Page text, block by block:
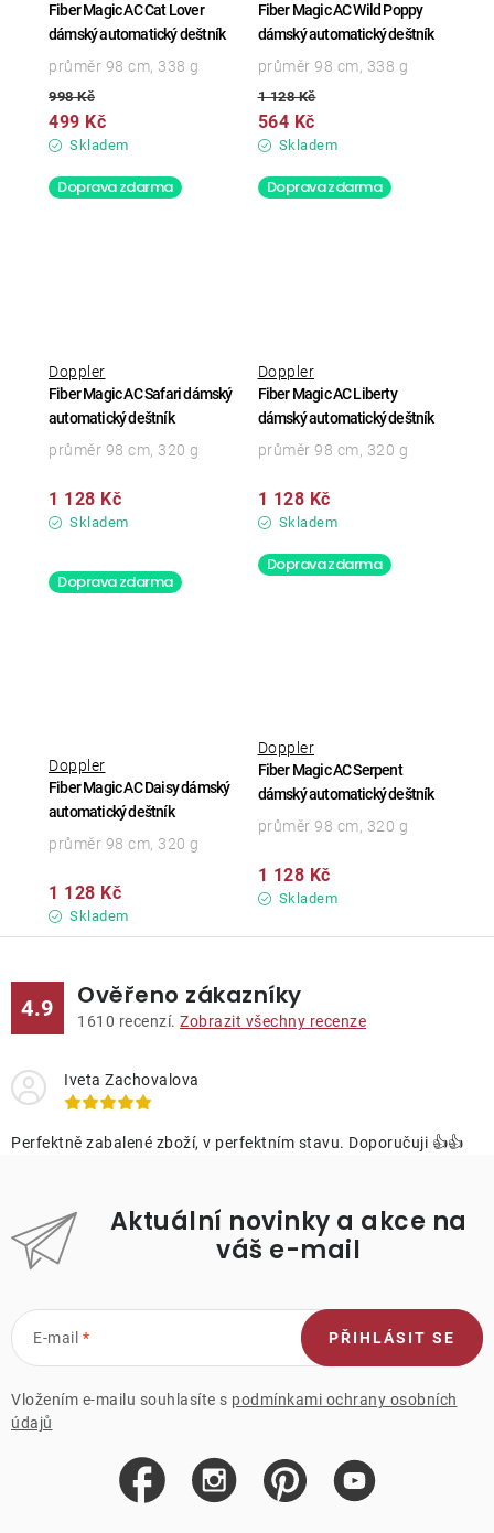
Fiber Magic AC Cat Lover
dámský automatický deštník
Skladem
499 Kč
998 Kč
průměr 98 cm, 338 g
Fiber Magic AC Wild Poppy
dámský automatický deštník
Skladem
564 Kč
1 128 Kč
průměr 98 cm, 338 g
Doprava zdarma
Fiber Magic AC Safari dámský
automatický deštník
Doppler
Skladem
1 128 Kč
průměr 98 cm, 320 g
Doprava zdarma
Fiber Magic AC Liberty
dámský automatický deštník
Doppler
Skladem
1 128 Kč
průměr 98 cm, 320 g
Doprava zdarma
Fiber Magic AC Daisy dámský
automatický deštník
Doppler
Skladem
1 128 Kč
průměr 98 cm, 320 g
Doprava zdarma
Fiber Magic AC Serpent
dámský automatický deštník
Doppler
Skladem
1 128 Kč
průměr 98 cm, 320 g
4.9 Ověřeno zákazníky
1610 recenzí. Zobrazit všechny recenze
Iveta Zachovalova
Perfektně zabalené zboží, v perfektním stavu. Doporučuji 👍👍
Aktuální novinky a akce na
váš e-mail
E-mail
Vložením e-mailu souhlasíte s podmínkami ochrany osobních
údajů
PŘIHLÁSIT SE